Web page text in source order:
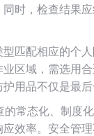
时，检查结果
匹配相应的个
区域，需选用
用品不仅是最
常态化、制度
效率。安全管